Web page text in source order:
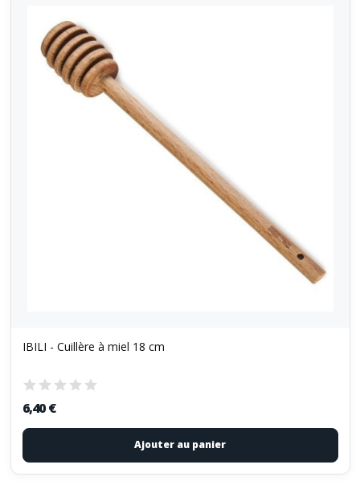
IBILI - Cuillère à miel 18 cm
6,40 €
Ajouter au panier